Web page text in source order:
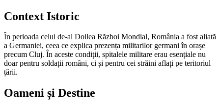
Context Istoric
În perioada celui de-al Doilea Război Mondial, România a fost aliată
a Germaniei, ceea ce explica prezența militarilor germani în orașe
precum Cluj. În aceste condiții, spitalele militare erau esențiale nu
doar pentru soldații români, ci și pentru cei străini aflați pe teritoriul
țării.
Oameni și Destine